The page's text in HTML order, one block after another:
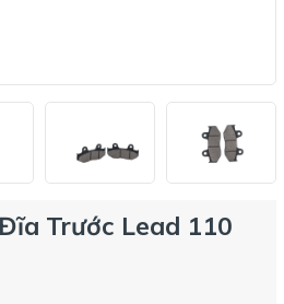
Trước Lead 110